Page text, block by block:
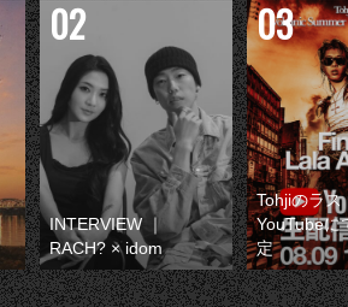
INTERVIEW ｜
RACH? × idom
Tohjiのラス
YouTubeに
定